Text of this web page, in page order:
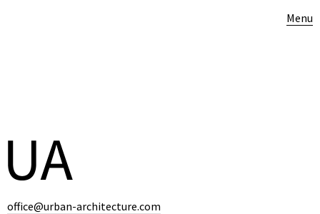
Menu
office@urban-architecture.com